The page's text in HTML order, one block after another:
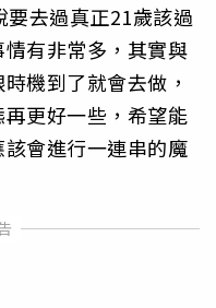
去過真正21歲該過
有非常多，其實與
機到了就會去做，
更好一些，希望能
會進行一連串的魔